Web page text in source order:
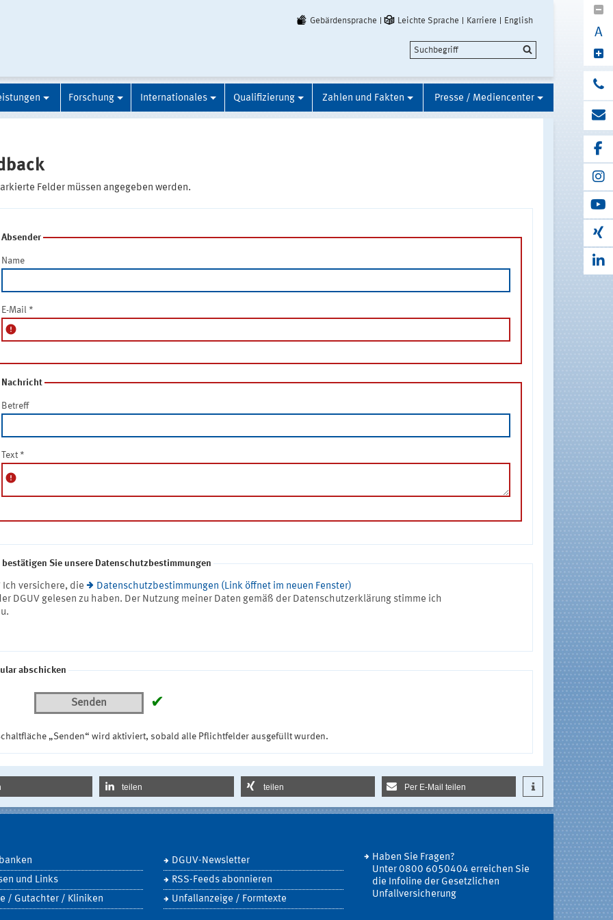
Gebärdensprache Leichte Sprache Karriere English
A
Forschung Internationales Qualifizierung Zahlen und Fakten Presse / Mediencenter
Felder müssen angegeben werden.
Absender
Name
E-Mail *
error
Nachricht
Betreff
Text *
error
Sie unsere Datenschutzbestimmungen
Ich versichere, die
Datenschutzbestimmungen (Link öffnet im neuen Fenster)
DGUV gelesen zu haben. Der Nutzung meiner Daten gemäß der Datenschutzerklärung stimme ich
abschicken
Senden ✔
„Senden“ wird aktiviert, sobald alle Pflichtfelder ausgefüllt wurden.
teilen teilen Per E-Mail teilen
und Links
/ Gutachter / Kliniken
DGUV-Newsletter
RSS-Feeds abonnieren
Unfallanzeige / Formtexte
Haben Sie Fragen?
Unter 0800 6050404 erreichen Sie
die Infoline der Gesetzlichen
Unfallversicherung